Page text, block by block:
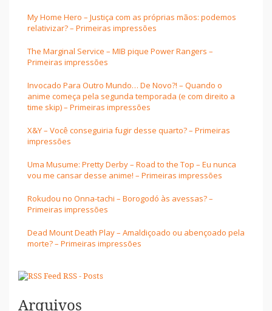
My Home Hero – Justiça com as próprias mãos: podemos
relativizar? – Primeiras impressões
The Marginal Service – MIB pique Power Rangers –
Primeiras impressões
Invocado Para Outro Mundo… De Novo?! – Quando o
anime começa pela segunda temporada (e com direito a
time skip) – Primeiras impressões
X&Y – Você conseguiria fugir desse quarto? – Primeiras
impressões
Uma Musume: Pretty Derby – Road to the Top – Eu nunca
vou me cansar desse anime! – Primeiras impressões
Rokudou no Onna-tachi – Borogodó às avessas? –
Primeiras impressões
Dead Mount Death Play – Amaldiçoado ou abençoado pela
morte? – Primeiras impressões
RSS - Posts
Arquivos